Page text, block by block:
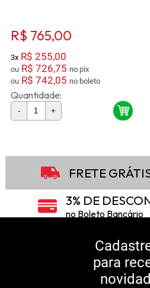
R$ 765,00
3x R$ 255,00
ou R$ 726,75
no pix
ou R$ 742,05 no boleto
Quantidade:
- +
FRETE
3% DE
no Boleto Bancário
5% DE
10% DE
Consulte
para